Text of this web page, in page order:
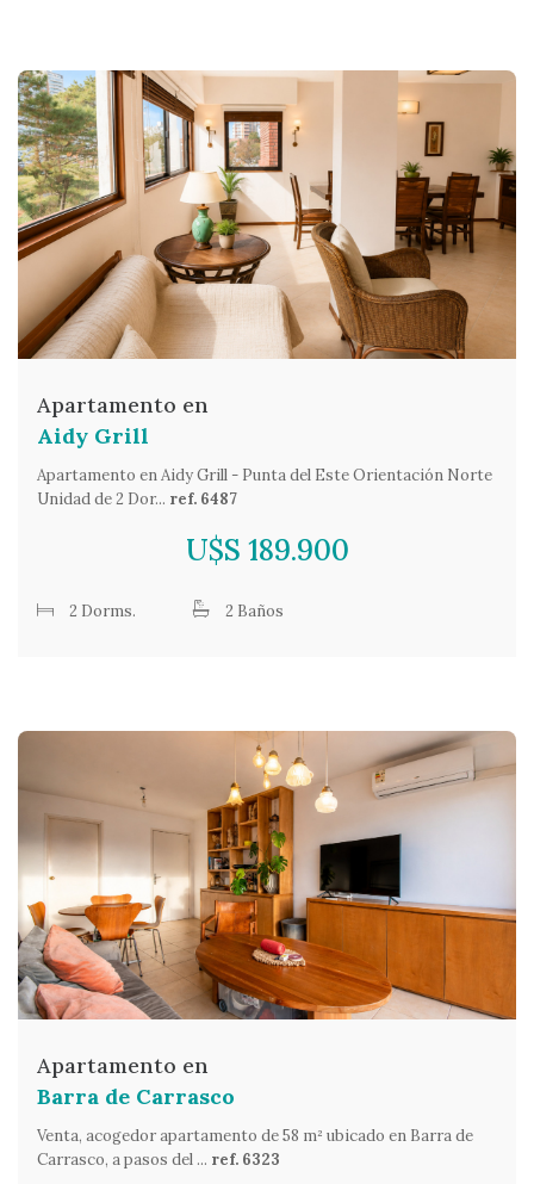
Apartamento en
Aidy Grill
Apartamento en Aidy Grill - Punta del Este Orientación Norte
Unidad de 2 Dor... ref. 6487
U$S 189.900
2 Dorms. 2 Baños
Apartamento en
Barra de Carrasco
Venta, acogedor apartamento de 58 m² ubicado en Barra de
Carrasco, a pasos del ... ref. 6323